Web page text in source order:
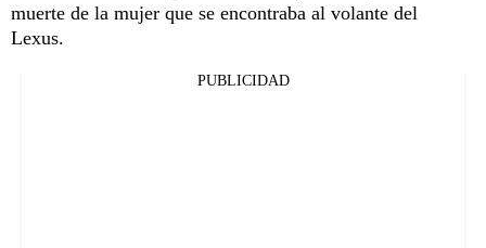
muerte de la mujer que se encontraba al volante del
Lexus.
PUBLICIDAD